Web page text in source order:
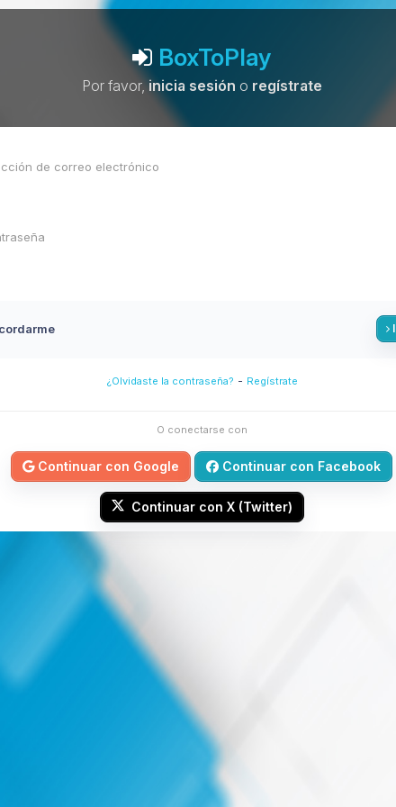
BoxToPlay
Por favor,inicia sesión o regístrate
¿Olvidaste la contraseña? - Regístrate
O conectarse con
Continuar con Google Continuar con Facebook
Continuar con X (Twitter)